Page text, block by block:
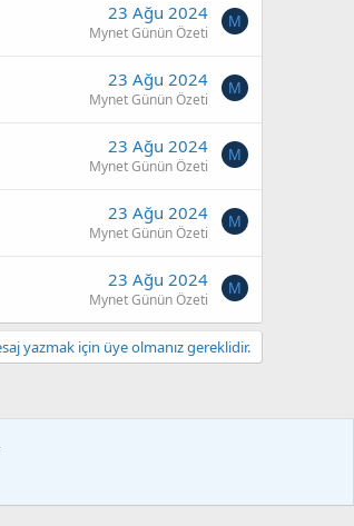
23 Ağu 2024
Mynet Günün Özeti
M
23 Ağu 2024
Mynet Günün Özeti
M
23 Ağu 2024
Mynet Günün Özeti
M
23 Ağu 2024
Mynet Günün Özeti
M
23 Ağu 2024
Mynet Günün Özeti
M
yazmak için üye olmanız gereklidir.
politikası